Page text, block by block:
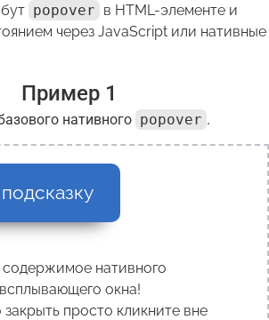
popover в HTML-элементе и
через JavaScript или нативные
Пример 1
нативного popover .
содержимое нативного
всплывающего окна!
закрыть просто кликните вне